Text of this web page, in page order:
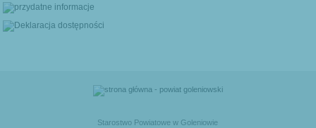
Starostwo Powiatowe w Goleniowie